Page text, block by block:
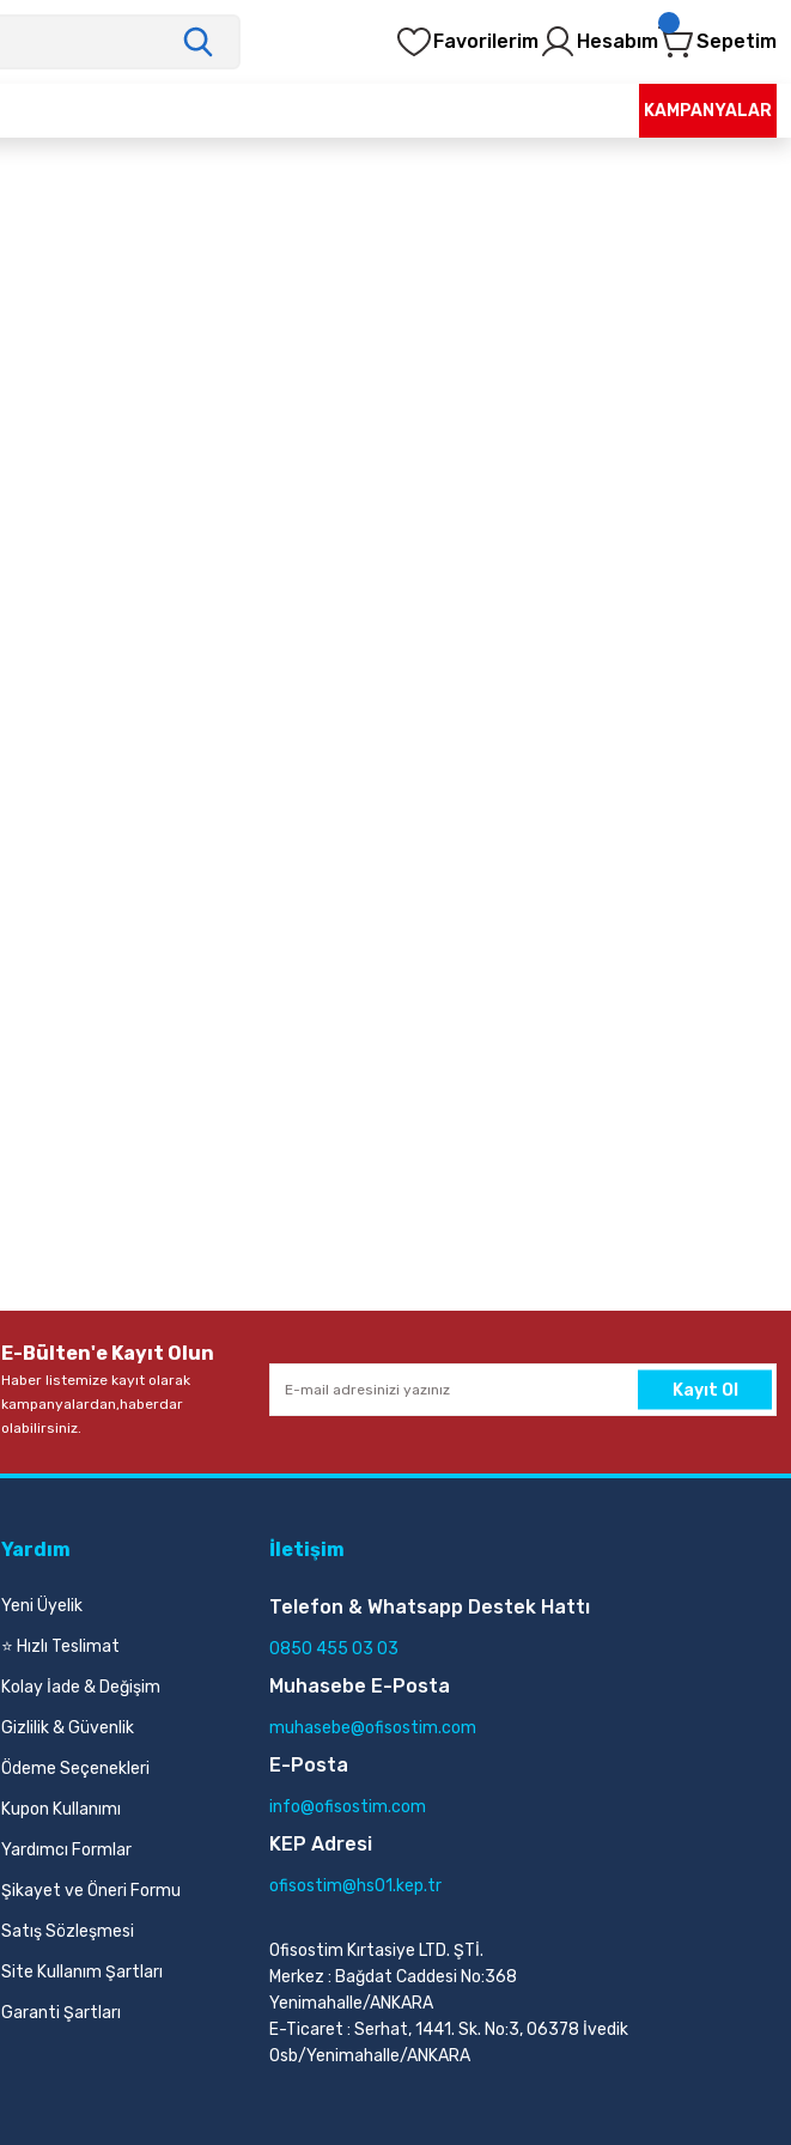
Favorilerim Hesabım Sepetim
KAMPANYALAR
E-Bülten'e Kayıt Olun
Haber listemize kayıt olarak
kampanyalardan,haberdar
olabilirsiniz.
Kayıt Ol
Yardım
Yeni Üyelik
⭐ Hızlı Teslimat
Kolay İade & Değişim
Gizlilik & Güvenlik
Ödeme Seçenekleri
Kupon Kullanımı
Yardımcı Formlar
Şikayet ve Öneri Formu
Satış Sözleşmesi
Site Kullanım Şartları
Garanti Şartları
İletişim
Telefon & Whatsapp Destek Hattı
0850 455 03 03
Muhasebe E-Posta
muhasebe@ofisostim.com
E-Posta
info@ofisostim.com
KEP Adresi
ofisostim@hs01.kep.tr
Ofisostim Kırtasiye LTD. ŞTİ.
Merkez : Bağdat Caddesi No:368
Yenimahalle/ANKARA
E-Ticaret : Serhat, 1441. Sk. No:3, 06378 İvedik
Osb/Yenimahalle/ANKARA